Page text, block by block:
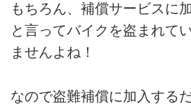
もちろん、補償サービスに
と言ってバイクを盗まれて
ませんよね！
なので盗難補償に加入する